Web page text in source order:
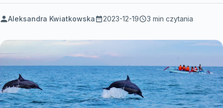
Aleksandra Kwiatkowska 2023-12-19 3 min czytania